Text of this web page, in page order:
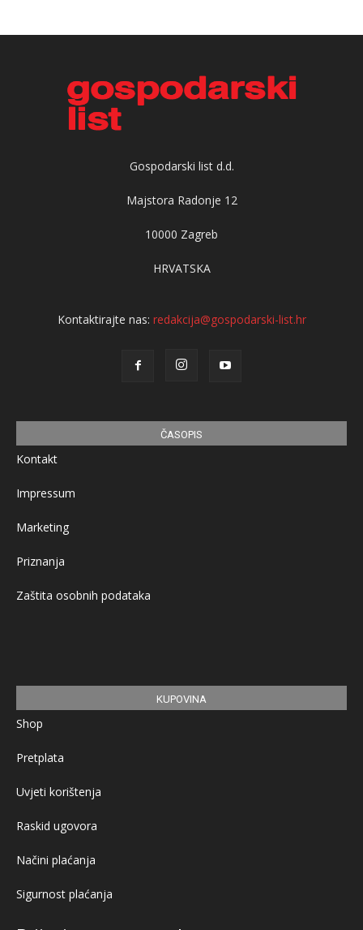
Gospodarski list d.d.
Majstora Radonje 12
10000 Zagreb
HRVATSKA
Kontaktirajte nas: redakcija@gospodarski-list.hr
ČASOPIS
Kontakt
Impressum
Marketing
Priznanja
Zaštita osobnih podataka
KUPOVINA
Shop
Pretplata
Uvjeti korištenja
Raskid ugovora
Načini plaćanja
Sigurnost plaćanja